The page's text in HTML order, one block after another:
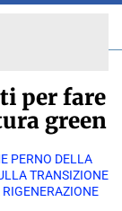
per fare
green
PERNO DELLA
TRANSIZIONE